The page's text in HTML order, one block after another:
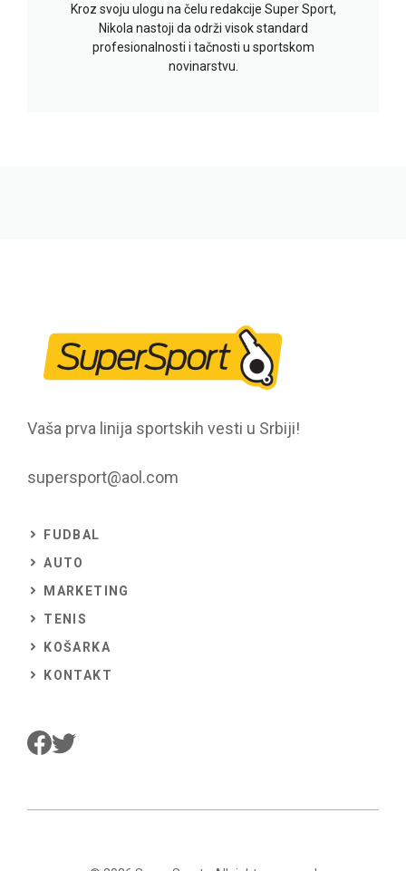
Kroz svoju ulogu na čelu redakcije Super Sport,
Nikola nastoji da održi visok standard
profesionalnosti i tačnosti u sportskom
novinarstvu.
Vaša prva linija sportskih vesti u Srbiji!
supersport@aol.com
FUDBAL
AUTO
MARKETING
TENIS
KOŠARKA
KONTAKT